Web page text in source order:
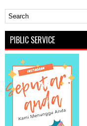
PIBLIC SERVICE